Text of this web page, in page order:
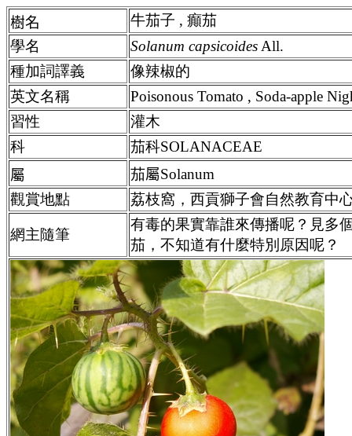
樹名
牛茄子 , 癲茄
學名
Solanum capsicoides All.
種加詞譯義
像辣椒的
英文名稱
Poisonous Tomato , Soda-apple
習性
灌木
科
茄科SOLANACEAE
屬
茄屬Solanum
觀賞地點
荔枝窩，西貢獅子會自然教育中
網主隨筆
有毒的果實靠誰來傳播呢？見多
茄，不知道有什麼特別原因呢？